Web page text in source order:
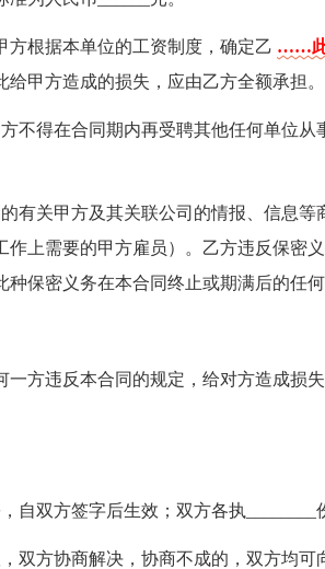
方根据本单位的工资制度，确定乙 ……此
甲方造成的损失，应由乙方全额承担。
不得在合同期内再受聘其他任何单位从
有关甲方及其关联公司的情报、信息等
上需要的甲方雇员）。乙方违反保密
保密义务在本合同终止或期满后的任
方违反本合同的规定，给对方造成损
自双方签字后生效；双方各执________
双方协商解决，协商不成的，双方均